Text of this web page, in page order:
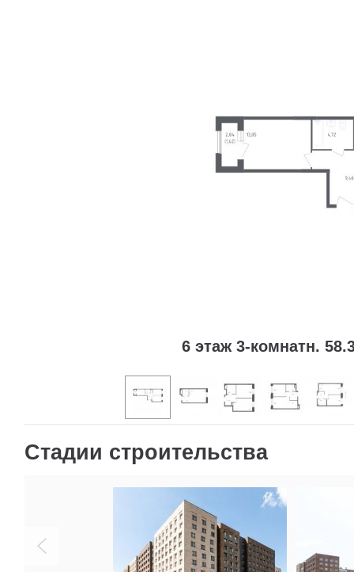
6 этаж 3-комнатн.
Стадии строительства